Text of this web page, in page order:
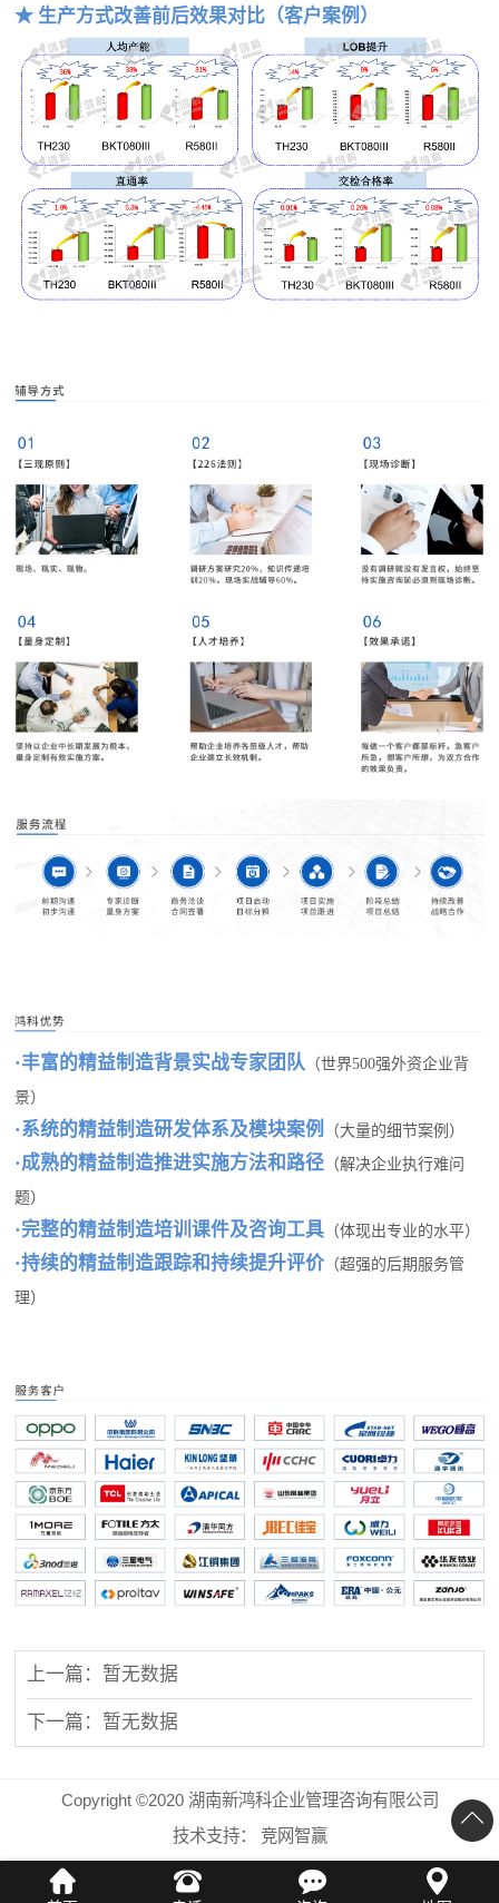
★ 生产方式改善前后效果对比 （客户案例）
·丰富的精益制造背景实战专家团队 （世界500强外资企业背
景）
·系统的精益制造研发体系及模块案例 （大量的细节案例）
·成熟的精益制造推进实施方法和路径 （解决企业执行难问
题）
·完整的精益制造培训课件及咨询工具 （体现出专业的水平）
·持续的精益制造跟踪和持续提升评价 （超强的后期服务管
理）
上一篇：暂无数据
下一篇：暂无数据
Copyright ©2020 湖南新鸿科企业管理咨询有限公司
技术支持：
竞网智赢